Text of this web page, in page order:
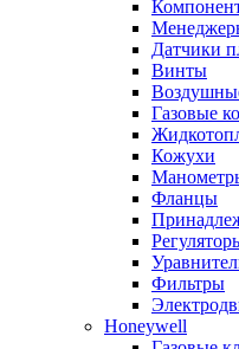
Датчики
Винты
Газовые
Кожухи
Фланцы
Фильтры
Honeywell